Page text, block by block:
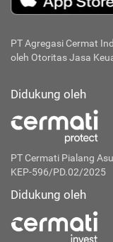
PT Agregasi Cermat
oleh Otoritas Jasa
Didukung oleh
PT Cermati Pialang
KEP-596/PD.02/2025
Didukung oleh